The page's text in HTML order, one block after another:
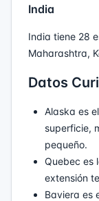
India
India tiene 28
Maharashtra,
Datos
Alaska es
superficie,
pequeño.
Quebec es
extensión
Baviera es